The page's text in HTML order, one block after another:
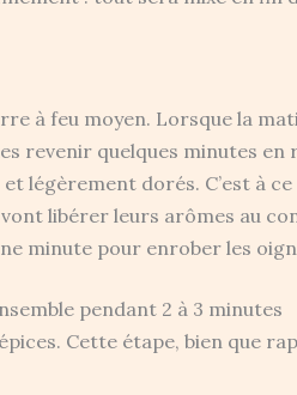
à feu moyen. Lorsque la
revenir quelques minutes en
légèrement dorés. C’est à
libérer leurs arômes au
minute pour enrober les
pendant 2 à 3 minutes
Cette étape, bien que